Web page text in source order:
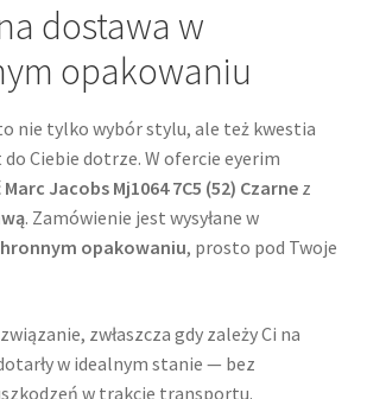
dostawa w
opakowaniu
nie tylko wybór stylu, ale też kwestia
Ciebie dotrze. W ofercie eyerim
Marc Jacobs Mj1064 7C5 (52) Czarnez
. Zamówienie jest wysyłane w
opakowaniu, prosto pod Twoje
zwłaszcza gdy zależy Ci na
w idealnym stanie — bez
w trakcie transportu.